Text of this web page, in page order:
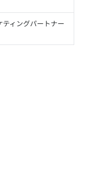
ィングパートナー